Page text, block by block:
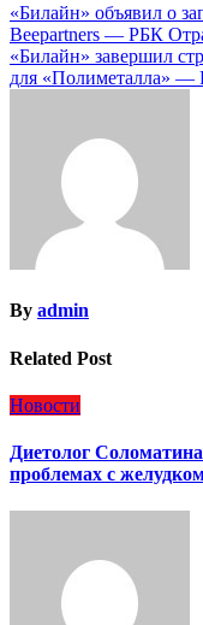
Навигация
по
записям
«Билайн» объявил о
Beepartners — РБК
«Билайн» завершил
для «Полиметалла» —
By admin
Related Post
Новости
Диетолог
проблемах с